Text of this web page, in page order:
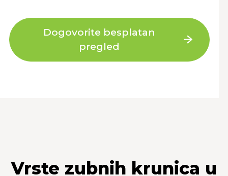
Dogovorite besplatan
pregled
Vrste zubnih krunica u